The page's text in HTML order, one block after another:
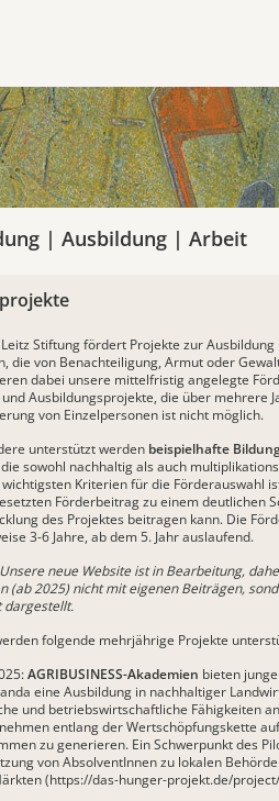
| Ausbildung | Arbeit
Stiftung fördert Projekte zur
die von Benachteiligung, Armut oder
dabei unsere mittelfristig angelegte
Ausbildungsprojekte, die über mehrere
von Einzelpersonen ist nicht möglich.
unterstützt werden beispielhafte
die sowohl nachhaltig als auch
wichtigsten Kriterien für die Förderauswahl
Förderbeitrag zu einem deutlichen
des Projektes beitragen kann. Die
3-6 Jahre, ab dem 5. Jahr auslaufend.
neue Website ist in Bearbeitung,
(ab 2025) nicht mit eigenen Beiträgen,
dargestellt.
folgende mehrjährige Projekte
AGRIBUSINESS-Akademien bieten
eine Ausbildung in nachhaltiger
und betriebswirtschaftliche Fähigkeiten
entlang der Wertschöpfungskette
zu generieren. Ein Schwerpunkt des
von AbsolventInnen zu lokalen
(https://das-hunger-projekt.de/